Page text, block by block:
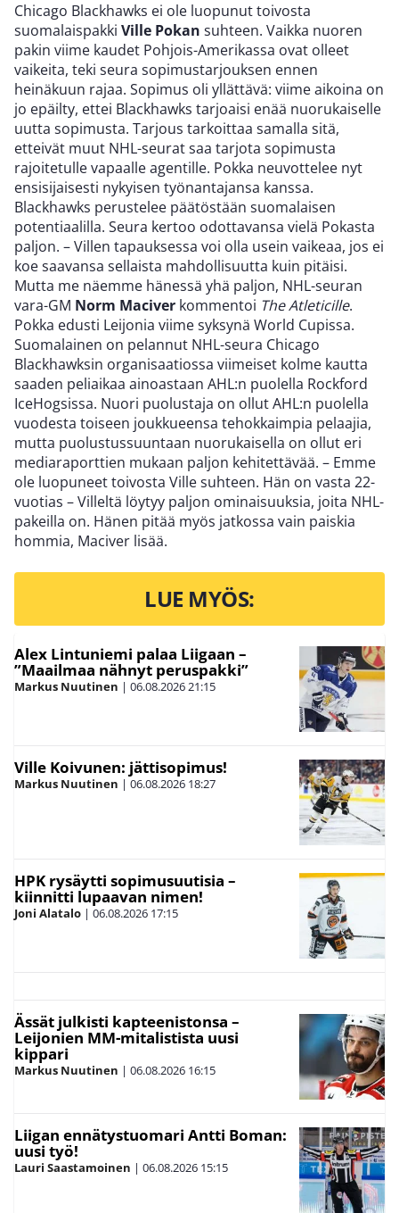
Chicago Blackhawks ei ole luopunut toivosta
suomalaispakki Ville Pokan suhteen. Vaikka nuoren
pakin viime kaudet Pohjois-Amerikassa ovat olleet
vaikeita, teki seura sopimustarjouksen ennen
heinäkuun rajaa. Sopimus oli yllättävä: viime aikoina on
jo epäilty, ettei Blackhawks tarjoaisi enää nuorukaiselle
uutta sopimusta. Tarjous tarkoittaa samalla sitä,
etteivät muut NHL-seurat saa tarjota sopimusta
rajoitetulle vapaalle agentille. Pokka neuvottelee nyt
ensisijaisesti nykyisen työnantajansa kanssa.
Blackhawks perustelee päätöstään suomalaisen
potentiaalilla. Seura kertoo odottavansa vielä Pokasta
paljon. – Villen tapauksessa voi olla usein vaikeaa, jos ei
koe saavansa sellaista mahdollisuutta kuin pitäisi.
Mutta me näemme hänessä yhä paljon, NHL-seuran
vara-GM Norm Maciver kommentoi The Atleticille.
Pokka edusti Leijonia viime syksynä World Cupissa.
Suomalainen on pelannut NHL-seura Chicago
Blackhawksin organisaatiossa viimeiset kolme kautta
saaden peliaikaa ainoastaan AHL:n puolella Rockford
IceHogsissa. Nuori puolustaja on ollut AHL:n puolella
vuodesta toiseen joukkueensa tehokkaimpia pelaajia,
mutta puolustussuuntaan nuorukaisella on ollut eri
mediaraporttien mukaan paljon kehitettävää. – Emme
ole luopuneet toivosta Ville suhteen. Hän on vasta 22-
vuotias – Villeltä löytyy paljon ominaisuuksia, joita NHL-
pakeilla on. Hänen pitää myös jatkossa vain paiskia
hommia, Maciver lisää.
LUE MYÖS:
Alex Lintuniemi palaa Liigaan –
”Maailmaa nähnyt peruspakki”
Markus Nuutinen | 06.08.202621:15
Ville Koivunen: jättisopimus!
Markus Nuutinen | 06.08.2026 18:27
HPK rysäytti sopimusuutisia –
kiinnitti lupaavan nimen!
Joni Alatalo | 06.08.2026 17:15
Ässät julkisti kapteenistonsa –
Leijonien MM-mitalistista uusi
kippari
Markus Nuutinen | 06.08.2026 16:15
Liigan ennätystuomari Antti Boman:
uusi työ!
Lauri Saastamoinen | 06.08.2026 15:15